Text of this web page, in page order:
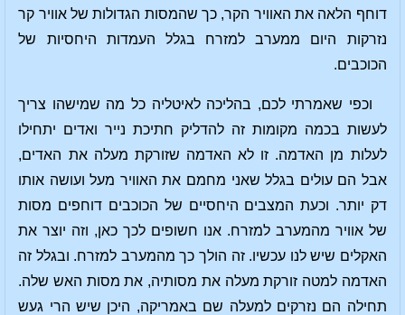
דוחף הלאה את האוויר הקר, כך שהמסות הגדולות של אוויר קר
נזרקות היום ממערב למזרח בגלל העמדות היחסיות של
הכוכבים.
וכפי שאמרתי לכם, בהליכה לאיטליה כל מה שמישהו צריך
לעשות בכמה מקומות זה להדליק חתיכת נייר ואדים יתחילו
לעלות מן האדמה. זו לא האדמה שזורקת מעלה את האדים,
אבל הם עולים בגלל שאני מחמם את האוויר מעל ועושה אותו
דק יותר. וכעת המצבים היחסיים של הכוכבים דוחפים מסות
של אוויר מהמערב למזרח. אנו חשופים לכך כאן, וזה יוצר את
האקלים שיש לנו עכשיו. זה הולך כך מהמערב למזרח. ובגלל זה
האדמה למטה זורקת מעלה את מסותיה, את מסות האש שלה.
תחילה הם נזרקים למעלה שם באמריקה, היכן שיש הרי געש